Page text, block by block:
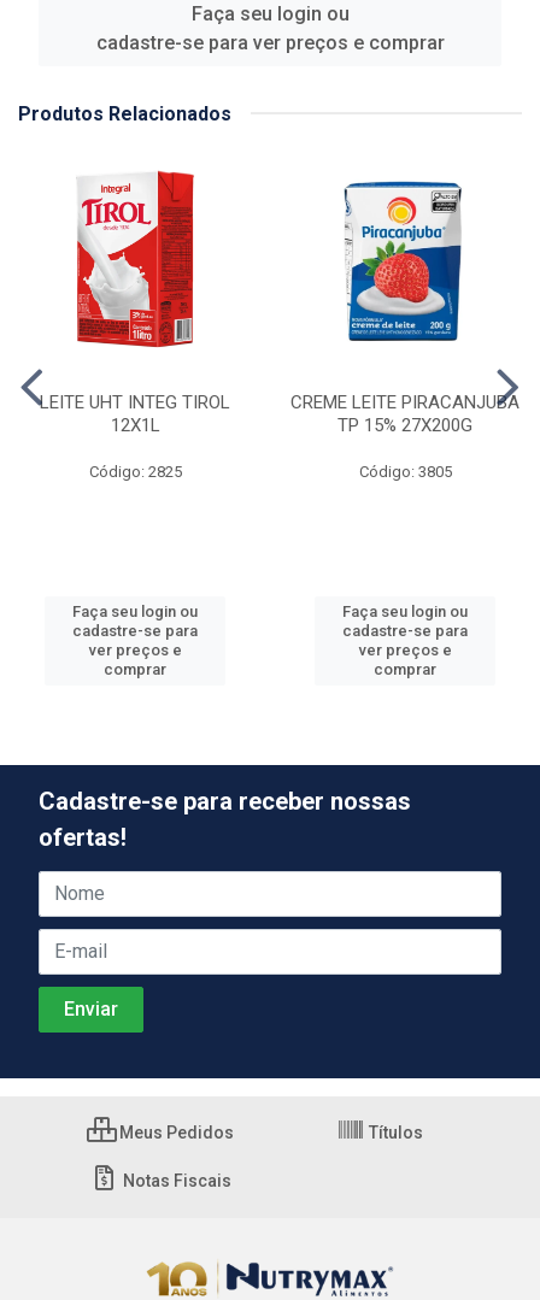
Faça seu login ou
cadastre-se para ver preços e comprar
Produtos Relacionados
LEITE UHT INTEG TIROL
12X1L
Código: 2825
Faça seu login ou
cadastre-se para
ver preços e
comprar
CREME LEITE PIRACANJUBA
TP 15% 27X200G
Código: 3805
Faça seu login ou
cadastre-se para
ver preços e
comprar
Cadastre-se para receber nossas
ofertas!
Meus Pedidos Títulos
Notas Fiscais